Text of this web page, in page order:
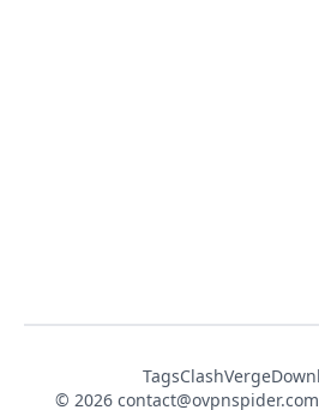
TagsClashVerge
© 2026 contact@ovpnspider.com